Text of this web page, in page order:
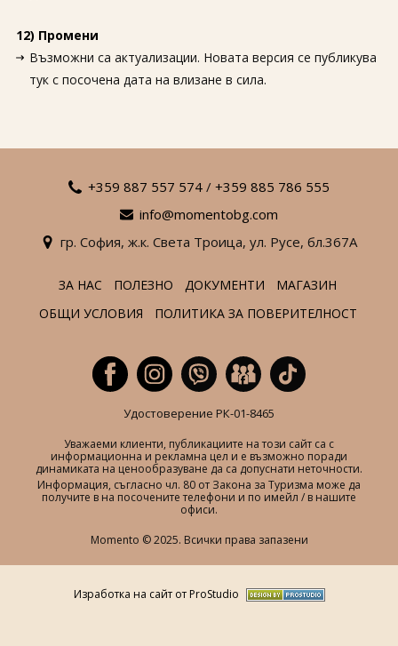
12) Промени
Възможни са актуализации. Новата версия се публикува
тук с посочена дата на влизане в сила.
+359 887 557 574 / +359 885 786 555
info@momentobg.com
гр. София, ж.к. Света Троица, ул. Русе, бл.367А
ЗА НАС ПОЛЕЗНО ДОКУМЕНТИ
МАГАЗИН
ОБЩИ УСЛОВИЯ
ПОЛИТИКА ЗА ПОВЕРИТЕЛНОСТ
Удостоверение РК-01-8465
Уважаеми клиенти, публикациите на този сайт са с
информационна и рекламна цел и е възможно поради
динамиката на ценообразуване да са допуснати неточности.
Информация, съгласно чл. 80 от Закона за Туризма може да
получите в на посочените телефони и по имейл / в нашите
офиси.
Momento © 2025. Всички права запазени
Изработка на сайт от ProStudio